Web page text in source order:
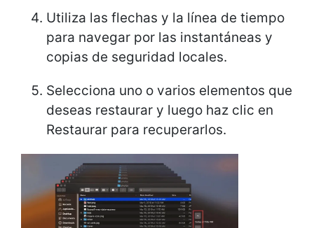
Utiliza las flechas y la línea de tiempo
para navegar por las instantáneas y
copias de seguridad locales.
Selecciona uno o varios elementos que
deseas restaurar y luego haz clic en
Restaurar para recuperarlos.